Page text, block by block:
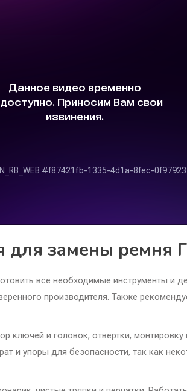
для замены ремня
все необходимые инструменты и
производителя. Также
ключей и головок, отвертки,
и упоры для безопасности, так как